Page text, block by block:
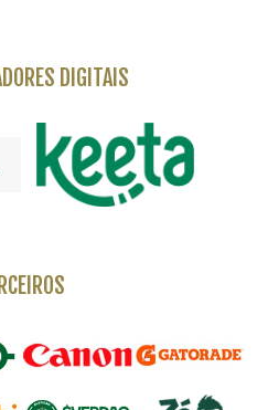
DIGITAIS